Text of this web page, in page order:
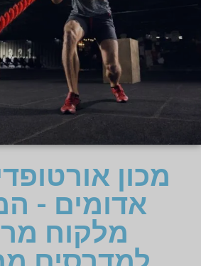
מכון
אדומים -
מלקוח